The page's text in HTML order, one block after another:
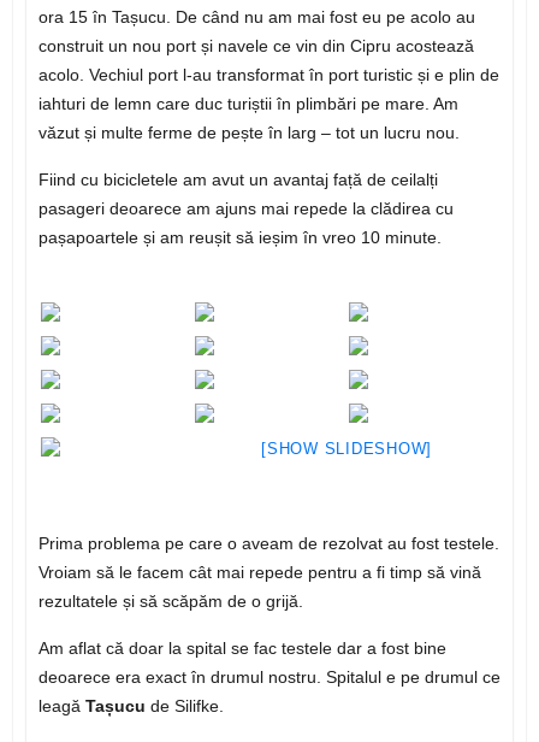
ora 15 în Tașucu. De când nu am mai fost eu pe acolo au
construit un nou port și navele ce vin din Cipru acostează
acolo. Vechiul port l-au transformat în port turistic și e plin de
iahturi de lemn care duc turiștii în plimbări pe mare. Am
văzut și multe ferme de pește în larg – tot un lucru nou.
Fiind cu bicicletele am avut un avantaj față de ceilalți
pasageri deoarece am ajuns mai repede la clădirea cu
pașapoartele și am reușit să ieșim în vreo 10 minute.
[SHOW SLIDESHOW]
Prima problema pe care o aveam de rezolvat au fost testele.
Vroiam să le facem cât mai repede pentru a fi timp să vină
rezultatele și să scăpăm de o grijă.
Am aflat că doar la spital se fac testele dar a fost bine
deoarece era exact în drumul nostru. Spitalul e pe drumul ce
leagă Tașucu de Silifke.